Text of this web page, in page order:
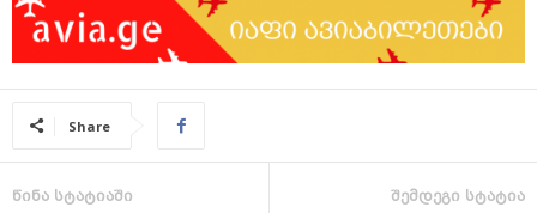
Share
წინა სტატიაში შემდეგი სტატია